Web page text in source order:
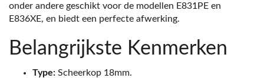
onder andere geschikt voor de modellen E831PE en
E836XE, en biedt een perfecte afwerking.
Belangrijkste Kenmerken
Type: Scheerkop 18mm.